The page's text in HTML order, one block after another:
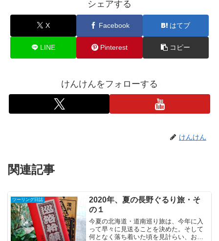
シェアする
X Facebook はてブ
LINE Pinterest コピー
けんけんをフォローする
けんけん
関連記事
ツーリング日誌
2020年、夏の長野ぐるり旅・そ
の１
今夏の北海道・道南巡り旅は、今年に入
って早々に見送ることを決めた。そして
何となく落ち着いた頃を見計らい、おお